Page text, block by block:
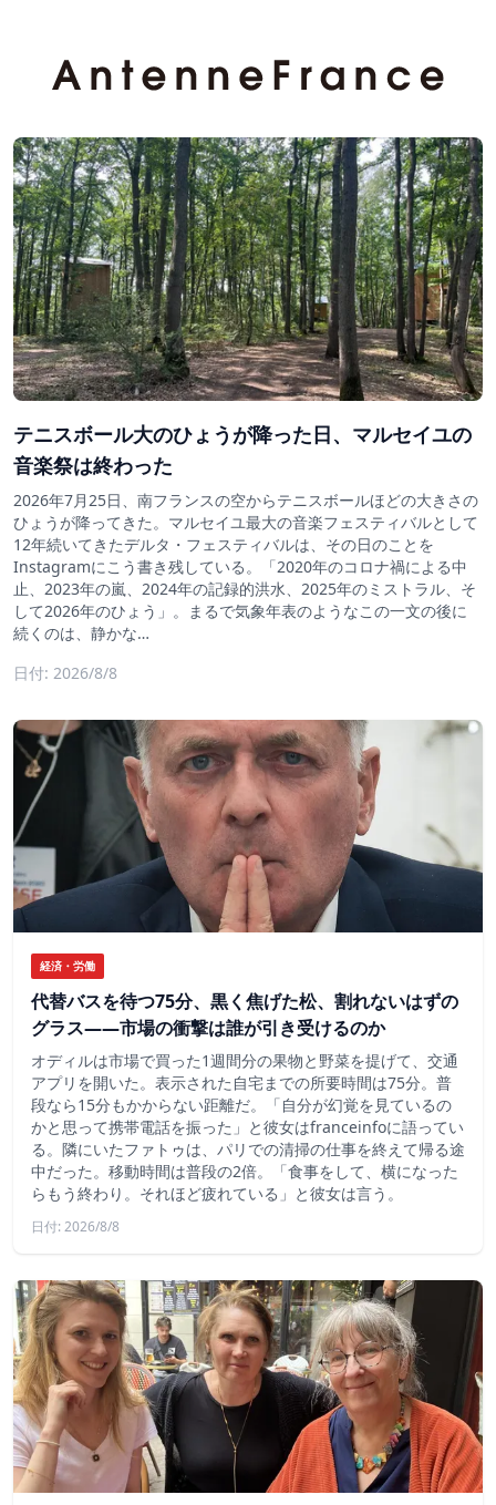
テニスボール大のひょうが降った日、マルセイユの
音楽祭は終わった
2026年7月25日、南フランスの空からテニスボールほどの大きさの
ひょうが降ってきた。マルセイユ最大の音楽フェスティバルとして
12年続いてきたデルタ・フェスティバルは、その日のことを
Instagramにこう書き残している。「2020年のコロナ禍による中
止、2023年の嵐、2024年の記録的洪水、2025年のミストラル、そ
して2026年のひょう」。まるで気象年表のようなこの一文の後に
続くのは、静かな…
日付: 2026/8/8
経済・労働
代替バスを待つ75分、黒く焦げた松、割れないはずの
グラス——市場の衝撃は誰が引き受けるのか
オディルは市場で買った1週間分の果物と野菜を提げて、交通
アプリを開いた。表示された自宅までの所要時間は75分。普
段なら15分もかからない距離だ。「自分が幻覚を見ているの
かと思って携帯電話を振った」と彼女はfranceinfoに語ってい
る。隣にいたファトゥは、パリでの清掃の仕事を終えて帰る途
中だった。移動時間は普段の2倍。「食事をして、横になった
らもう終わり。それほど疲れている」と彼女は言う。
日付: 2026/8/8